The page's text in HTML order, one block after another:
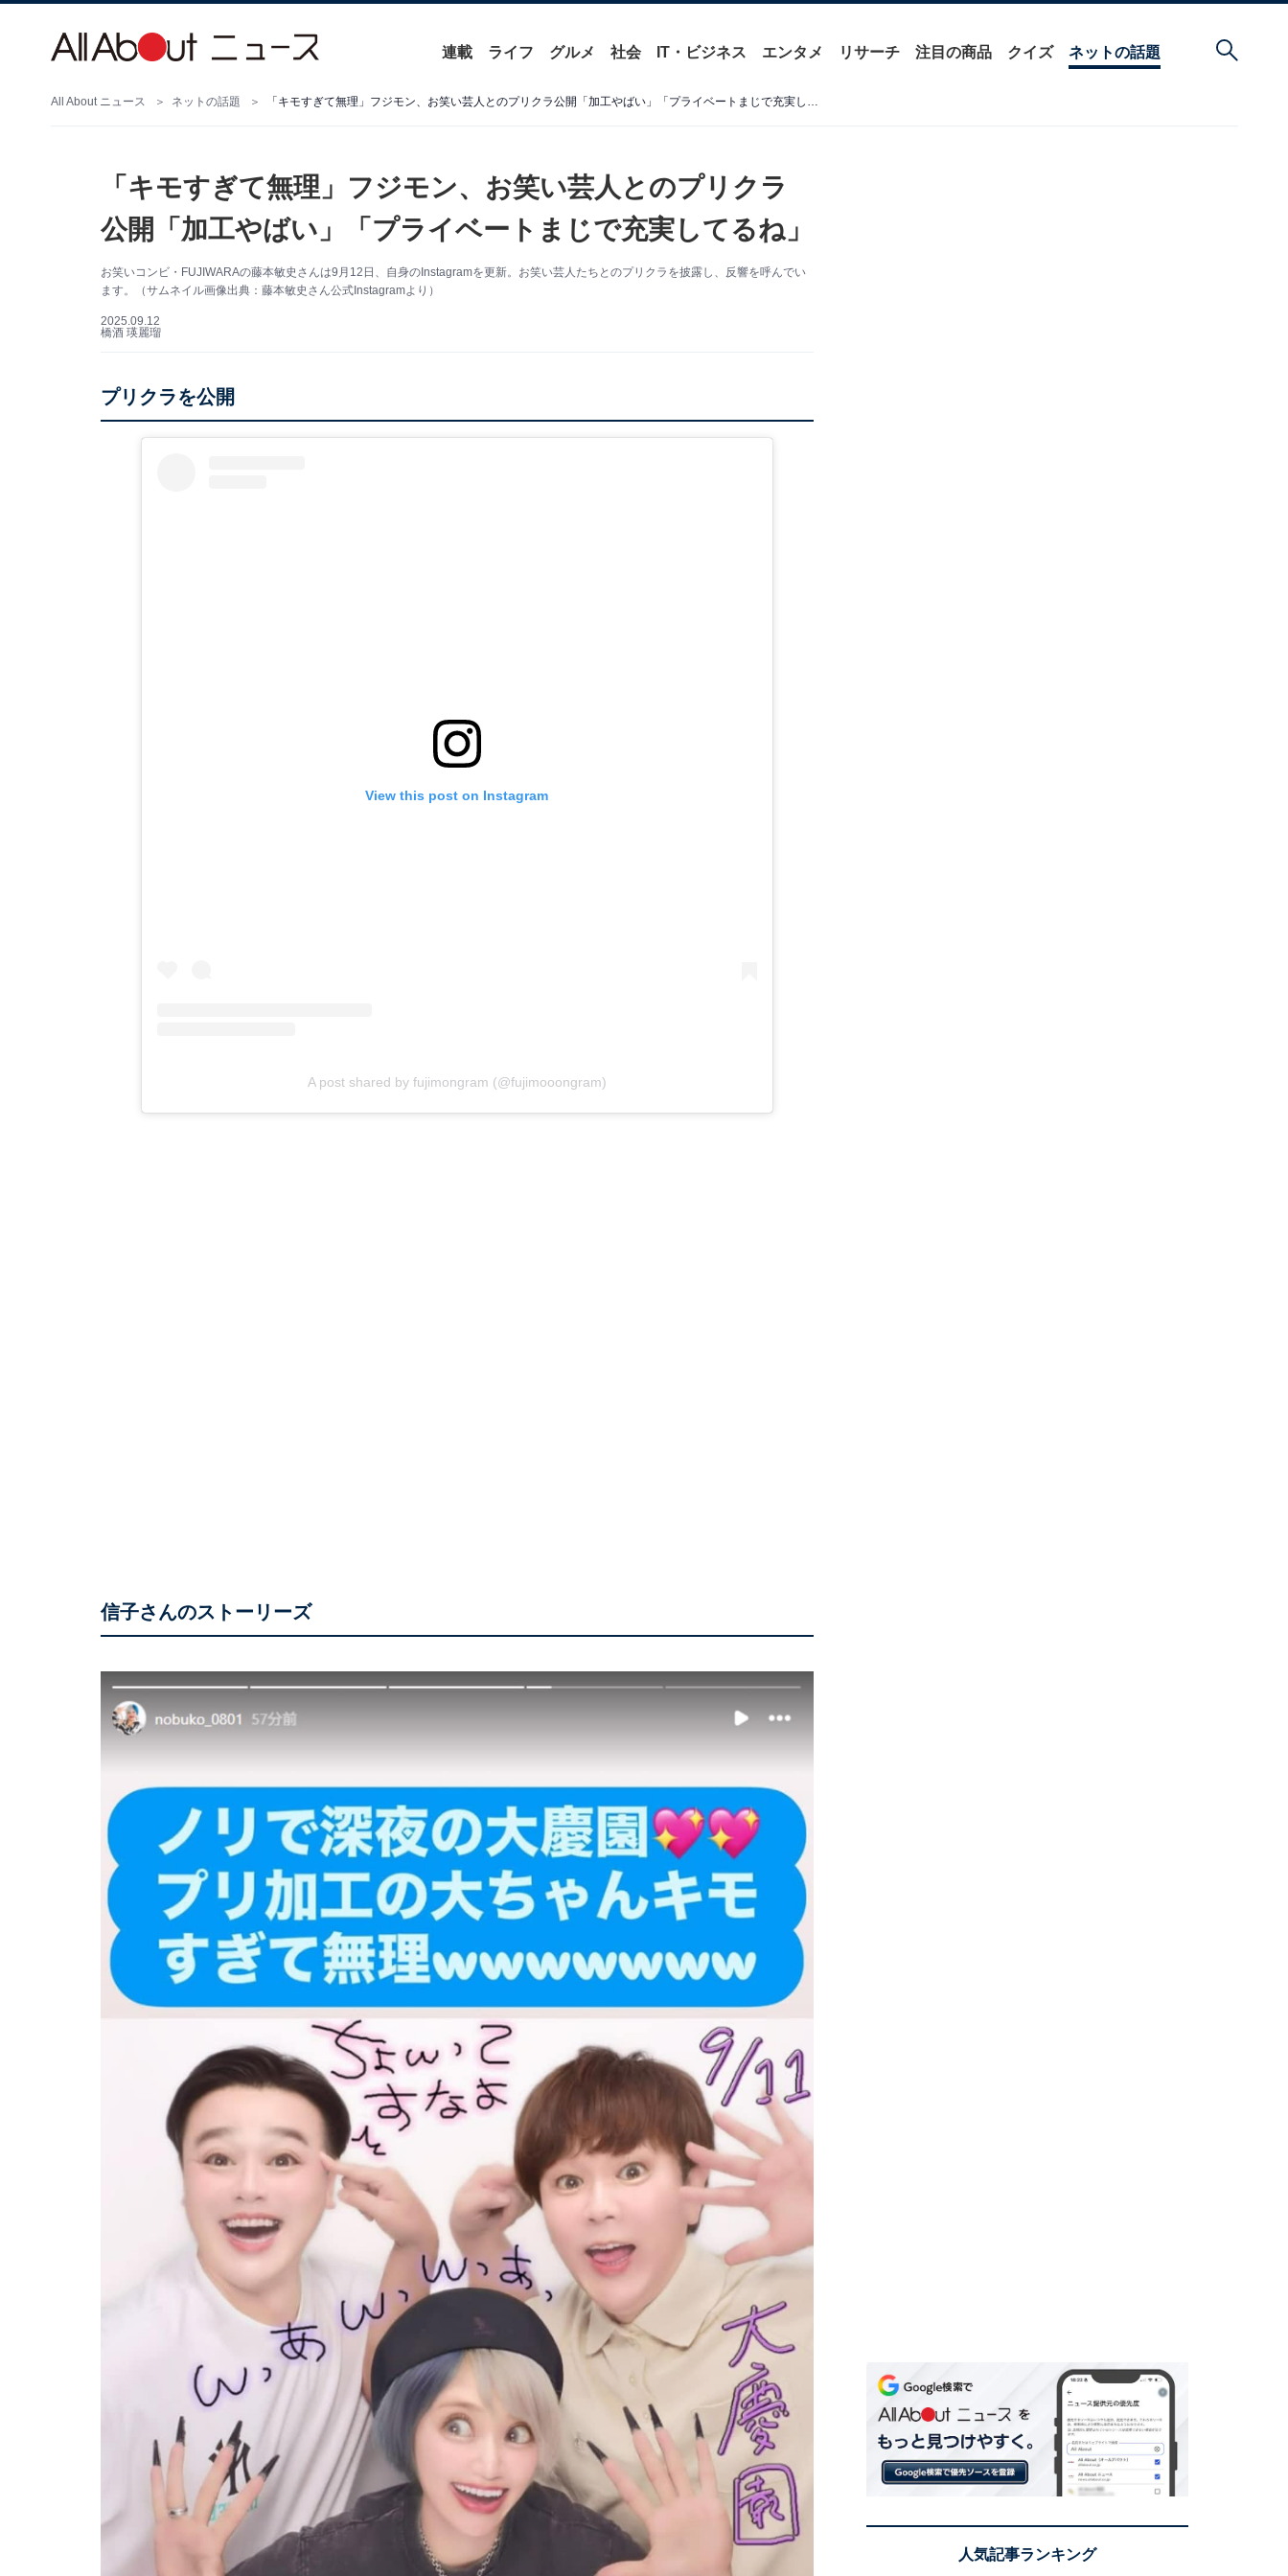
連載 ライフ グルメ 社会 IT・ビジネス エンタメ リサーチ 注目の商品 クイズ ネットの話題
All About ニュース ネットの話題 「キモすぎて無理」フジモン、お笑い芸人とのプリクラ公開「加工やばい」「プライベートまじで充実してるね」
「キモすぎて無理」フジモン、お笑い芸人とのプリクラ
公開「加工やばい」「プライベートまじで充実してるね」
お笑いコンビ・FUJIWARAの藤本敏史さんは9月12日、自身のInstagramを更新。お笑い芸人たちとのプリクラを披露し、反響を呼んでい
ます。（サムネイル画像出典：藤本敏史さん公式Instagramより）
2025.09.12
橋酒 瑛麗瑠
プリクラを公開
View this post on Instagram
A post shared by fujimongram (@fujimooongram)
信子さんのストーリーズ